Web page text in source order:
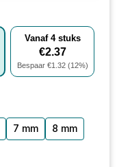
Vanaf 4stuks
€2.37
Bespaar €1.32(12%)
7 mm
8 mm